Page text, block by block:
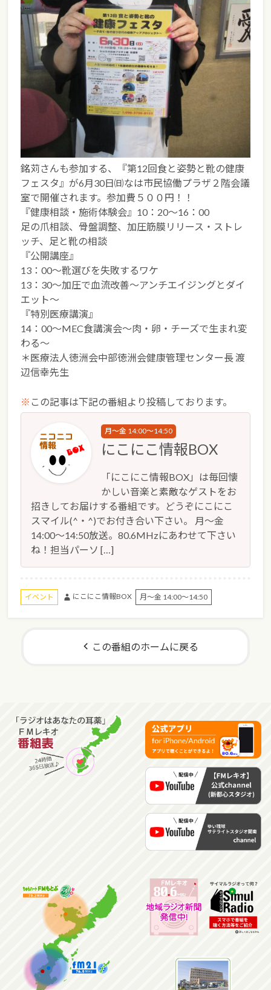
銘苅さんも参加する、『第12回食と姿勢と靴の健康
フェスタ』が6月30日㈰なは市民協働プラザ２階会議
室で開催されます。参加費５００円！！
『健康相談・施術体験会』10：20～16：00
足の爪相談、骨盤調整、加圧筋膜リリース・ストレ
ッチ、足と靴の相談
『公開講座』
13：00～靴選びを失敗するワケ
13：30～加圧で血流改善～アンチエイジングとダイ
エット～
『特別医療講演』
14：00～MEC食講演会～肉・卵・チーズで生まれ変
わる～
＊医療法人徳洲会中部徳洲会健康管理センター長 渡
辺信幸先生
※ この記事は下記の番組より投稿しております。
月～金 14:00～14:50
にこにこ情報BOX
「にこにこ情報BOX」は毎回懐
かしい音楽と素敵なゲストをお
招きしてお届けする番組です。どうぞにこにこ
スマイル(^・^)でお付き合い下さい。 月～金
14:00～14:50放送。80.6MHzにあわせて下さい
ね！担当パーソ […]
イベント にこにこ情報BOX 月～金 14:00～14:50
この番組のホームに戻る